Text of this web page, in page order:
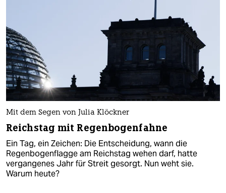
Mit dem Segen von Julia Klöckner
Reichstag mit Regenbogenfahne
Ein Tag, ein Zeichen: Die Entscheidung, wann die
Regenbogenflagge am Reichstag wehen darf, hatte
vergangenes Jahr für Streit gesorgt. Nun weht sie.
Warum heute?